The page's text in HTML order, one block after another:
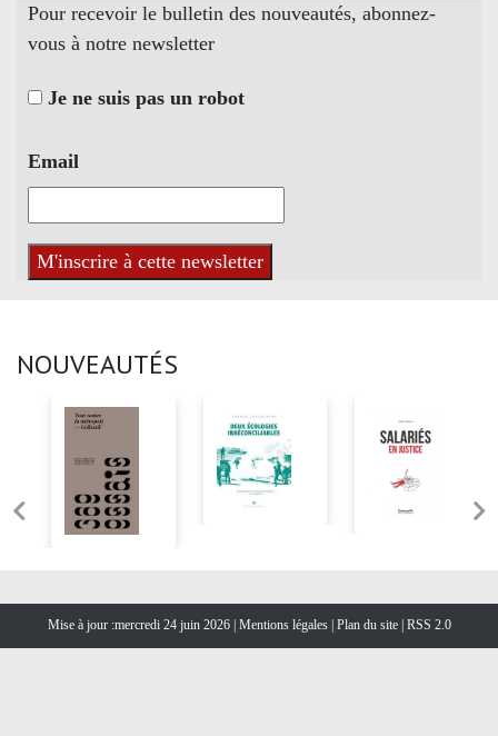
Pour recevoir le bulletin des nouveautés, abonnez-
vous à notre newsletter
Je ne suis pas un robot
Email
NOUVEAUTÉS
Mise à jour :mercredi 24 juin 2026 | Mentions légales Plan du site RSS 2.0